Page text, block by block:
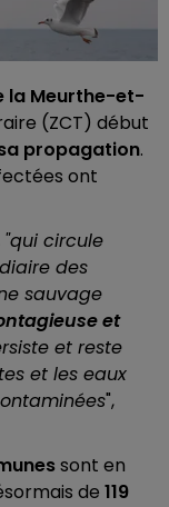
la Meurthe-et-
(ZCT) début
propagation.
ont
"qui circule
des
sauvage
et
et reste
et les eaux
",
sont en
de 119